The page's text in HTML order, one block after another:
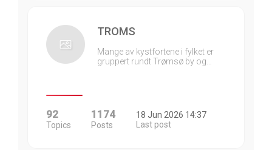
TROMS
Mange av kystfortene i fylket er
gruppert rundt Trømsø by og…
92
Topics
1174
Posts
18 Jun 2026 14:37
Last post